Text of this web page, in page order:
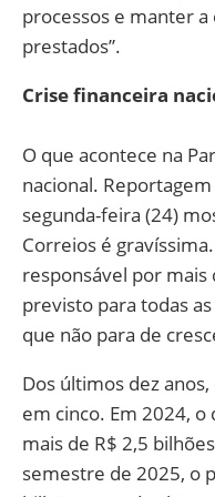
processos e manter
prestados”.
Crise financeira
O que acontece na
nacional.
segunda-feira (24)
Correios é
responsável por
previsto para todas
que não para de
Dos últimos dez
em cinco. Em 2024,
mais de R$ 2,5
semestre de 2025, o